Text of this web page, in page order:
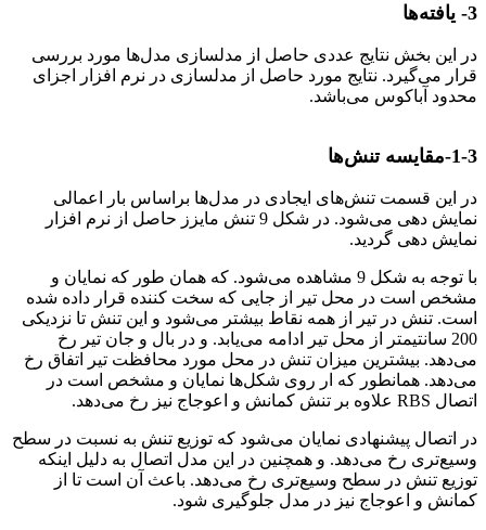
3- یافته‌ها
در این بخش نتایج عددی حاصل از مدلسازی مدل‌ها مورد بررسی
قرار می‌گیرد. نتایج مورد حاصل از مدلسازی در نرم افزار اجزای
محدود آباکوس می‌باشد.
1-3-مقایسه تنش‌ها
در این قسمت تنش‌های ایجادی در مدل‌ها براساس بار اعمالی
نمایش دهی می‌شود. در شکل 9 تنش مایزز حاصل از نرم افزار
نمایش دهی گردید.
با توجه به شکل 9 مشاهده می‌شود. که همان طور که نمایان و
مشخص است در محل تیر از جایی که سخت کننده قرار داده شده
است. تنش در تیر از همه نقاط بیشتر می‌شود و این تنش تا نزدیکی
200 سانتیمتر از محل تیر ادامه می‌یابد. و در بال و جان تیر رخ
می‌دهد. بیشترین میزان تنش در محل مورد محافظت تیر اتفاق رخ
می‌دهد. همانطور که ار روی شکل‌ها نمایان و مشخص است در
اتصال RBS علاوه بر تنش کمانش و اعوجاج نیز رخ می‌دهد.
در اتصال پیشنهادی نمایان می‌شود که توزیع تنش به نسبت در سطح
وسیع‌تری رخ می‌دهد. و همچنین در این مدل اتصال به دلیل اینکه
توزیع تنش در سطح وسیع‌تری رخ می‌دهد. باعث آن است تا از
کمانش و اعوجاج نیز در مدل جلوگیری شود.